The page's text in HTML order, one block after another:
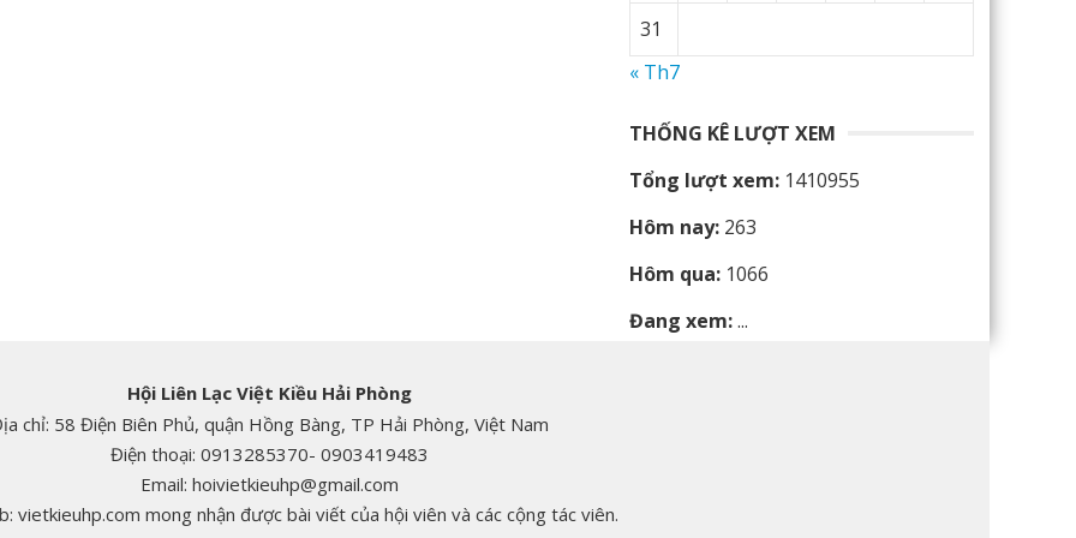
31
« Th7
THỐNG KÊ LƯỢT XEM
Tổng lượt xem: 1410955
Hôm nay: 263
Hôm qua: 1066
Đang xem:...
Hội Liên Lạc Việt Kiều Hải Phòng
chỉ: 58 Điện Biên Phủ, quận Hồng Bàng, TP Hải Phòng, Việt Nam
Điện thoại: 0913285370- 0903419483
Email: hoivietkieuhp@gmail.com
vietkieuhp.com mong nhận được bài viết của hội viên và các cộng tác viên.